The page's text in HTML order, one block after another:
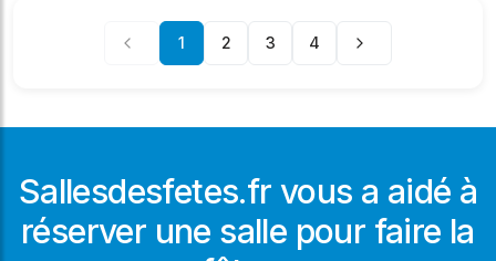
1 2 3 4
Sallesdesfetes.fr vous a aidé à
réserver une salle pour faire la